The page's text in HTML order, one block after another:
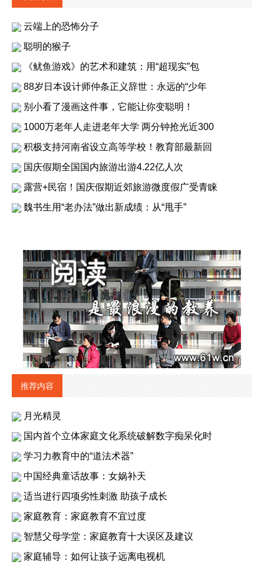
云端上的恐怖分子
聪明的猴子
《鱿鱼游戏》的艺术和建筑：用“超现实”包
88岁日本设计师仲条正义辞世：永远的“少年
别小看了漫画这件事，它能让你变聪明！
1000万老年人走进老年大学 两分钟抢光近300
积极支持河南省设立高等学校！教育部最新回
国庆假期全国国内旅游出游4.22亿人次
露营+民宿！国庆假期近郊旅游微度假广受青睐
魏书生用“老办法”做出新成绩：从“甩手”
推荐内容
月光精灵
国内首个立体家庭文化系统破解数字痴呆化时
学习力教育中的“道法术器”
中国经典童话故事：女娲补天
适当进行四项劣性刺激 助孩子成长
家庭教育：家庭教育不宜过度
智慧父母学堂：家庭教育十大误区及建议
家庭辅导：如何让孩子远离电视机